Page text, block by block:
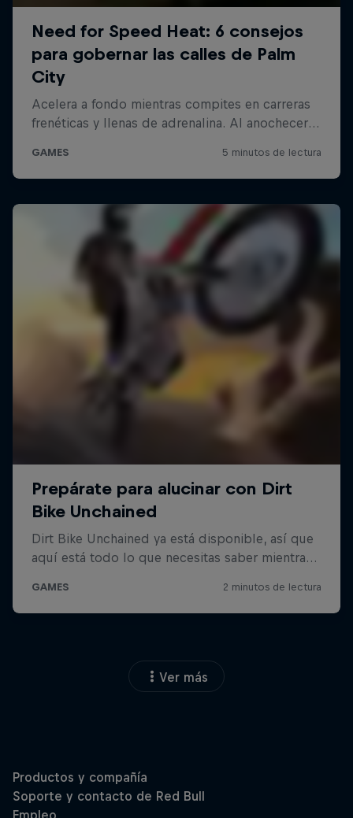
Ver más